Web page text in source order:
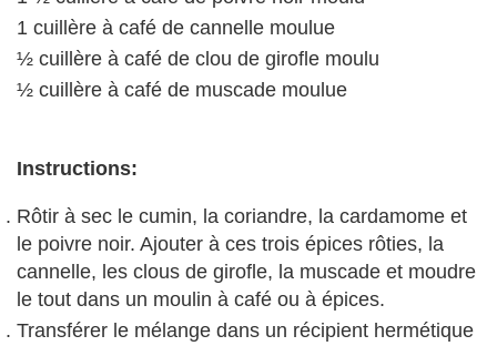
1 cuillère à café de cannelle moulue
½ cuillère à café de clou de girofle moulu
½ cuillère à café de muscade moulue
Instructions:
Rôtir à sec le cumin, la coriandre, la cardamome et
le poivre noir. Ajouter à ces trois épices rôties, la
cannelle, les clous de girofle, la muscade et moudre
le tout dans un moulin à café ou à épices.
Transférer le mélange dans un récipient hermétique